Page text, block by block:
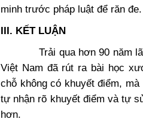
minh trước pháp luật để răn đe.
III. KẾT LUẬN
Trải qua hơn 90 năm lãnh
Việt Nam đã rút ra bài học
chỗ không có khuyết điểm,
tự nhận rõ khuyết điểm và tự
hơn.